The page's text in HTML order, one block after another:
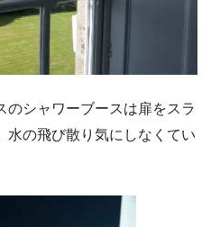
シャワーブースは扉をスラ
水の飛び散り気にしなくてい